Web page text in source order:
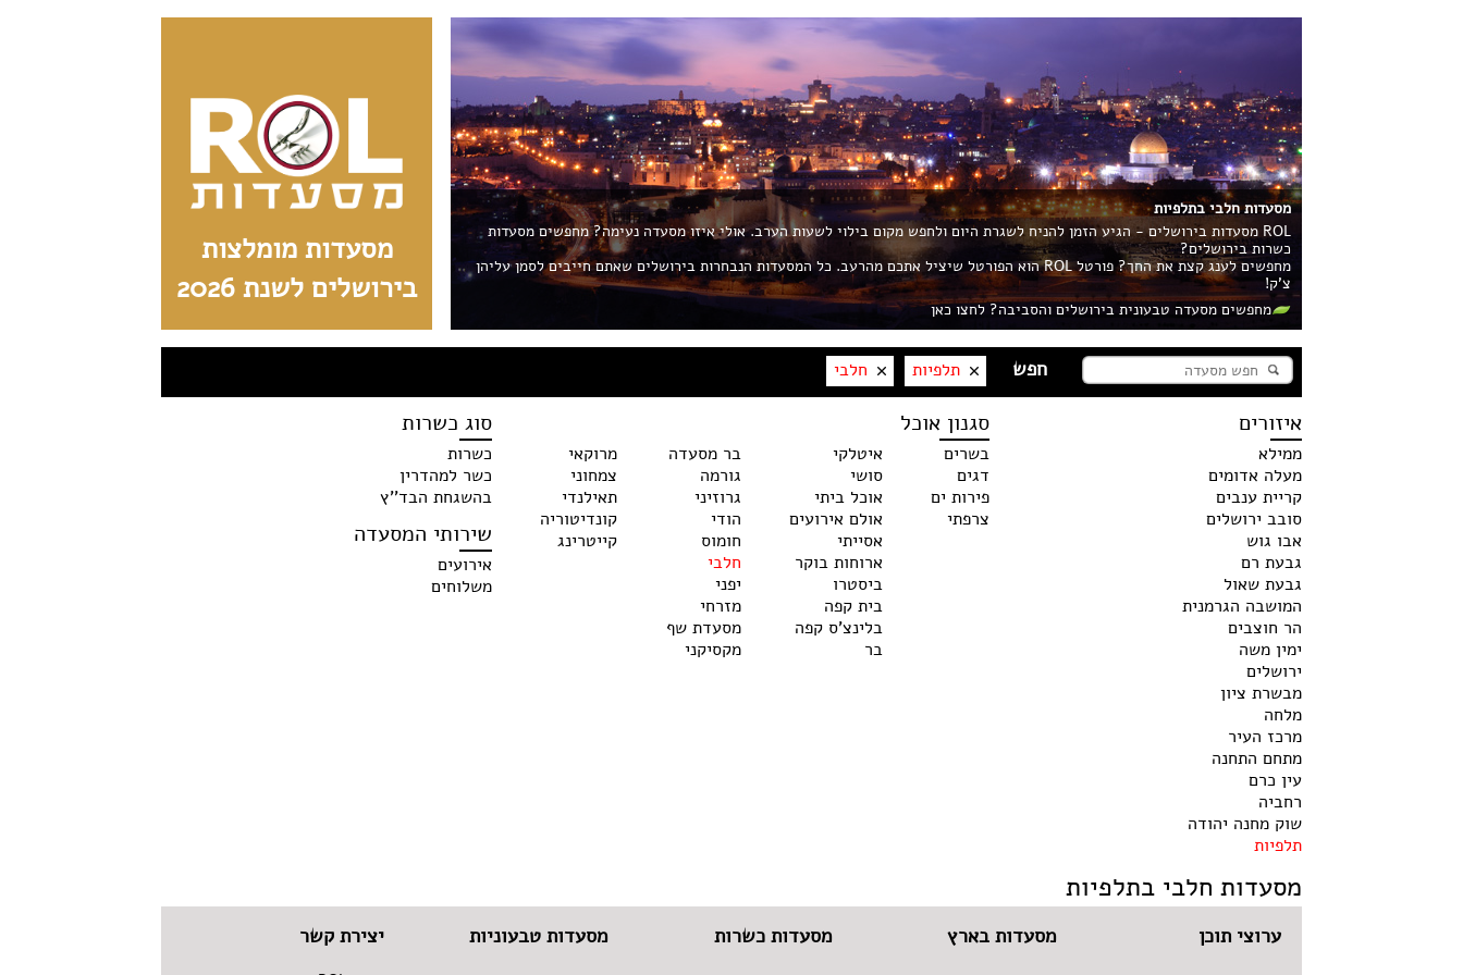
מסעדות מומלצות
בירושלים לשנת 2026
מסעדות חלבי בתלפיות
ROL מסעדות בירושלים - הגיע הזמן להניח לשגרת היום ולחפש מקום בילוי לשעות הערב. אולי איזו מסעדה נעימה? מחפשים מסעדות
כשרות בירושלים?
מחפשים לענג קצת את החך? פורטל ROL הוא הפורטל שיציל אתכם מהרעב. כל המסעדות הנבחרות בירושלים שאתם חייבים לסמן עליהן
צ'ק!
מחפשים מסעדה טבעונית בירושלים והסביבה? לחצו כאן
תלפיות חלבי
איזורים
ממילא
מעלה אדומים
קריית ענבים
סובב ירושלים
אבו גוש
גבעת רם
גבעת שאול
המושבה הגרמנית
הר חוצבים
ימין משה
ירושלים
מבשרת ציון
מלחה
מרכז העיר
מתחם התחנה
עין כרם
רחביה
שוק מחנה יהודה
תלפיות
סגנון אוכל
בשרים
דגים
פירות ים
צרפתי
איטלקי
סושי
אוכל ביתי
אולם אירועים
אסייתי
ארוחות בוקר
ביסטרו
בית קפה
בלינצ'ס קפה
בר
בר מסעדה
גורמה
גרוזיני
הודי
חומוס
חלבי
יפני
מזרחי
מסעדת שף
מקסיקני
מרוקאי
צמחוני
תאילנדי
קונדיטוריה
קייטרינג
סוג כשרות
כשרות
כשר למהדרין
בהשגחת הבד''ץ
שירותי המסעדה
אירועים
משלוחים
מסעדות חלבי בתלפיות
ערוצי תוכן מסעדות בארץ מסעדות כשרות מסעדות טבעוניות יצירת קשר